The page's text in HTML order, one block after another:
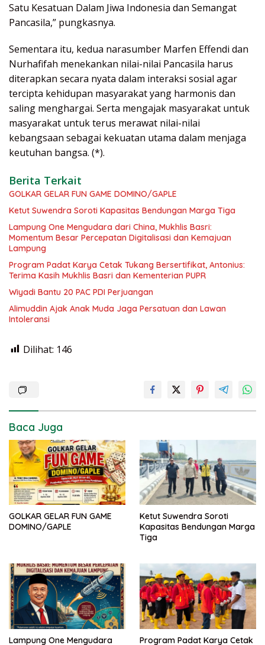
Satu Kesatuan Dalam Jiwa Indonesia dan Semangat
Pancasila,” pungkasnya.
Sementara itu, kedua narasumber Marfen Effendi dan
Nurhafifah menekankan nilai-nilai Pancasila harus
diterapkan secara nyata dalam interaksi sosial agar
tercipta kehidupan masyarakat yang harmonis dan
saling menghargai. Serta mengajak masyarakat untuk
masyarakat untuk terus merawat nilai-nilai
kebangsaan sebagai kekuatan utama dalam menjaga
keutuhan bangsa. (*).
Berita Terkait
GOLKAR GELAR FUN GAME DOMINO/GAPLE
Ketut Suwendra Soroti Kapasitas Bendungan Marga Tiga
Lampung One Mengudara dari China, Mukhlis Basri:
Momentum Besar Percepatan Digitalisasi dan Kemajuan
Lampung
Program Padat Karya Cetak Tukang Bersertifikat, Antonius:
Terima Kasih Mukhlis Basri dan Kementerian PUPR
Wiyadi Bantu 20 PAC PDI Perjuangan
Alimuddin Ajak Anak Muda Jaga Persatuan dan Lawan
Intoleransi
Dilihat: 146
Baca Juga
GOLKAR GELAR FUN GAME
DOMINO/GAPLE
Ketut Suwendra Soroti
Kapasitas Bendungan Marga
Tiga
Lampung One Mengudara Program Padat Karya Cetak